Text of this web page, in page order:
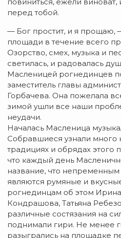
перед тобой.
— Бог простит, и я прощаю,
площади в течение всего
Озорство, смех, музыка и
светилась, и радовалась
Масленицей рогнединцев
заместитель главы
Горбачева. Она пожелала
зимой ушли все наши
неудачи.
Началась Масленица
Собравшиеся узнали много
традициях и обрядах этого
что каждый день
название, что
являются румяные и
рогнединцам об этом
Кондрашова, Татьяна
различные состязания на
поднимали гири. Не менее
разыгрались на площадке